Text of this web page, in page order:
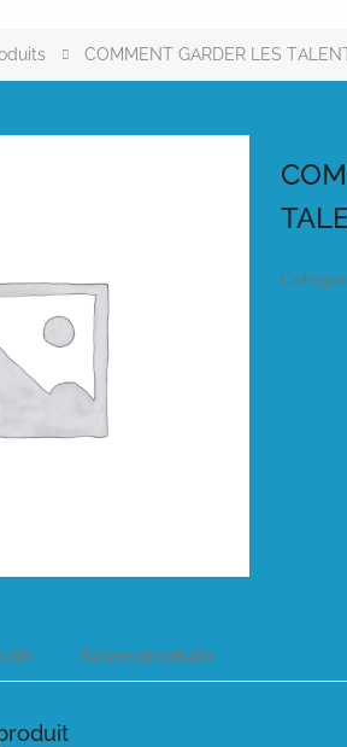
COMMENT GARDER LES
(0) Autres produits